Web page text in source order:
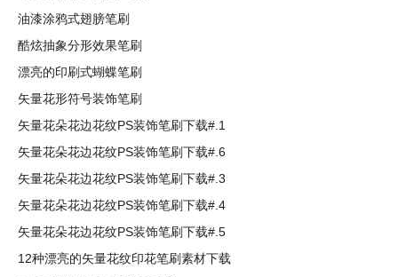
油漆涂鸦式翅膀笔刷
酷炫抽象分形效果笔刷
漂亮的印刷式蝴蝶笔刷
矢量花形符号装饰笔刷
矢量花朵花边花纹PS装饰笔刷下载#.1
矢量花朵花边花纹PS装饰笔刷下载#.6
矢量花朵花边花纹PS装饰笔刷下载#.3
矢量花朵花边花纹PS装饰笔刷下载#.4
矢量花朵花边花纹PS装饰笔刷下载#.5
12种漂亮的矢量花纹印花笔刷素材下载